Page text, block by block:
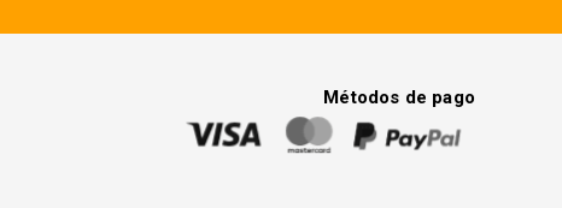
Métodos de pago